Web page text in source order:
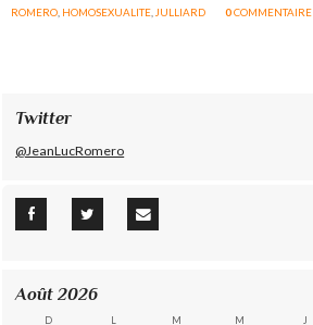
ROMERO HOMOSEXUALITE JULLIARD 0COMMENTAIRE
Twitter
@JeanLucRomero
Août 2026
D L M M J